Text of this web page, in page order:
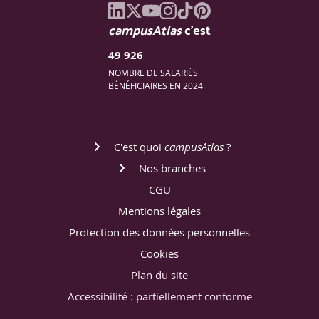
- Préparation structurée à l’examen de certification
campusAtlasc'est
49 926
NOMBRE DE SALARIÉS
BÉNÉFICIAIRES EN 2024
C'est quoi campusAtlas ?
Nos branches
CGU
Mentions légales
Protection des données personnelles
Cookies
Plan du site
Accessibilité : partiellement conforme